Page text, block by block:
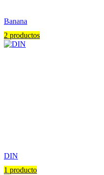
Banana
2 productos
DIN
1 producto